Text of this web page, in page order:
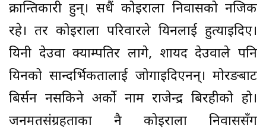
क्रान्तिकारी हुन्। सधैं कोइराला निवासको नजिक
रहे। तर कोइराला परिवारले यिनलाई हुत्याइदिए।
यिनी देउवा क्याम्पतिर लागे, शायद देउवाले पनि
यिनको सान्दर्भिकतालाई जोगाइदिएनन्। मोरङबाट
बिर्सन नसकिने अर्को नाम राजेन्द्र बिरहीको हो।
जनमतसंग्रहताका नै कोइराला निवाससँग